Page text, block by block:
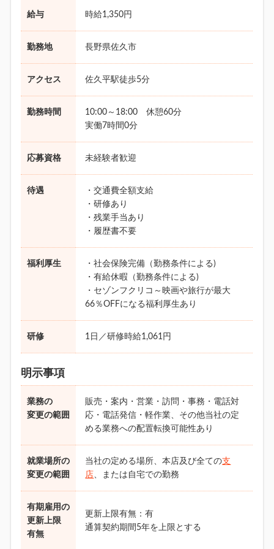
給与 時給1,350円
勤務地 長野県佐久市
アクセス 佐久平駅徒歩5分
勤務時間
10:00～18:00 休憩60分
実働7時間0分
応募資格 未経験者歓迎
待遇
・交通費全額支給
・研修あり
・残業手当あり
・履歴書不要
福利厚生
・社会保険完備（勤務条件による)
・有給休暇（勤務条件による)
・セゾンフクリコ～映画や旅行が最大
66％OFFになる福利厚生あり
研修 1日／研修時給1,061円
明示事項
業務の
変更の範囲
販売・案内・営業・訪問・事務・電話対
応・電話発信・軽作業、その他当社の定
める業務への配置転換可能性あり
就業場所の
変更の範囲
当社の定める場所、本店及び全ての支
店、または自宅での勤務
有期雇用の
更新上限
有無
更新上限有無：有
通算契約期間5年を上限とする